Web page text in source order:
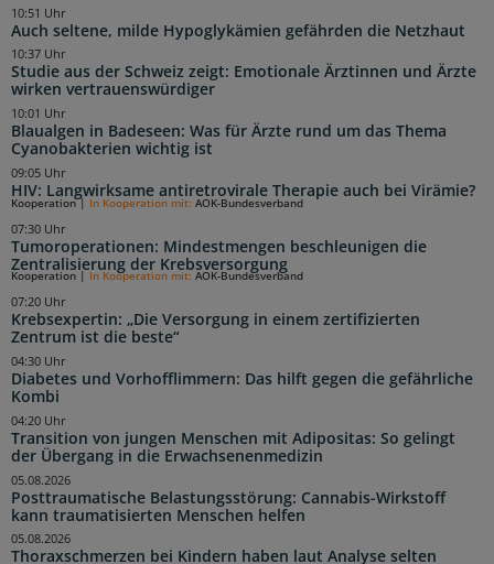
Auch seltene, milde Hypoglykämien gefährden die Netzhaut
10:51 Uhr
Studie aus der Schweiz zeigt: Emotionale Ärztinnen und Ärzte
wirken vertrauenswürdiger
10:37 Uhr
Blaualgen in Badeseen: Was für Ärzte rund um das Thema
Cyanobakterien wichtig ist
10:01 Uhr
HIV: Langwirksame antiretrovirale Therapie auch bei Virämie?
09:05 Uhr
Tumoroperationen: Mindestmengen beschleunigen die
Zentralisierung der Krebsversorgung
Kooperation| In Kooperation mit: AOK-Bundesverband
07:30 Uhr
Krebsexpertin: „Die Versorgung in einem zertifizierten
Zentrum ist die beste“
Kooperation In Kooperation mit: AOK-Bundesverband
07:20 Uhr
Diabetes und Vorhofflimmern: Das hilft gegen die gefährliche
Kombi
04:30 Uhr
Transition von jungen Menschen mit Adipositas: So gelingt
der Übergang in die Erwachsenenmedizin
04:20 Uhr
Posttraumatische Belastungsstörung: Cannabis-Wirkstoff
kann traumatisierten Menschen helfen
05.08.2026
Thoraxschmerzen bei Kindern haben laut Analyse selten
05.08.2026